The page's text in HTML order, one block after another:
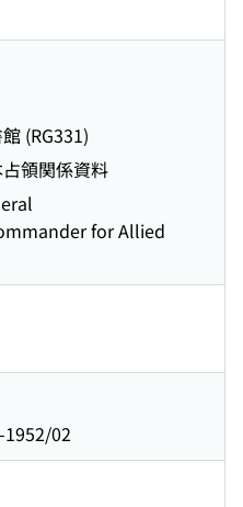
(RG331)
領関係資料
for Allied
1952/02